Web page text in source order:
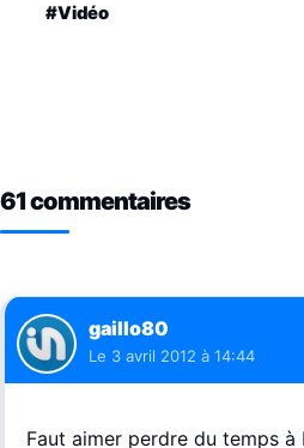
#Vidéo
61 commentaires
gaillo80
Le 3 avril 2012 à 14:44
Faut aimer perdre du temps